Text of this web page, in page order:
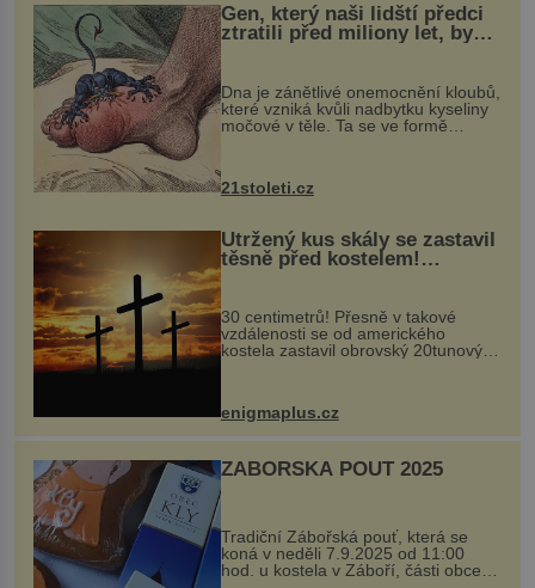
Gen, který naši lidští předci
ztratili před miliony let, by
mohl pomoci s léčbou
„nemoci králů“
Dna je zánětlivé onemocnění kloubů,
které vzniká kvůli nadbytku kyseliny
močové v těle. Ta se ve formě
nohou, a způsobuje bole...
21stoleti.cz
Utržený kus skály se zastavil
těsně před kostelem!
Ochránila ho boží síla?
30 centimetrů! Přesně v takové
vzdálenosti se od amerického
kostela zastavil obrovský 20tunový
...
enigmaplus.cz
ZÁBOŘSKÁ POUŤ 2025
Tradiční Zábořská pouť, která se
koná v neděli 7.9.2025 od 11:00
hod. u kostela v Záboří, části obce